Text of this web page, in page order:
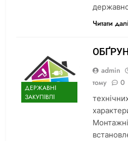
Читати далі
ДЕРЖАВНІ
ЗАКУПІВЛІ
admin
тому
0